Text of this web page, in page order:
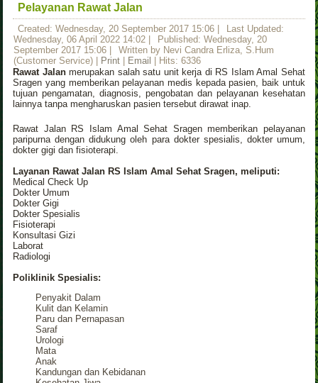
Pelayanan Rawat Jalan
Created: Wednesday, 20 September 2017 15:06 |
Last Updated:
Wednesday, 06 April 2022 14:02 |
Published: Wednesday, 20
September 2017 15:06 |
Written by Nevi Candra Erliza, S.Hum
(Customer Service) | Print | Email | Hits: 6336
Rawat Jalanmerupakan salah satu unit kerja di RS Islam Amal Sehat
Sragen yang memberikan pelayanan medis kepada pasien, baik untuk
tujuan pengamatan, diagnosis, pengobatan dan pelayanan kesehatan
lainnya tanpa mengharuskan pasien tersebut dirawat inap.
Rawat Jalan RS Islam Amal Sehat Sragen memberikan pelayanan
paripurna dengan didukung oleh para dokter spesialis, dokter umum,
dokter gigi dan fisioterapi.
Layanan Rawat Jalan RS Islam Amal Sehat Sragen, meliputi:
Medical Check Up
Dokter Umum
Dokter Gigi
Dokter Spesialis
Fisioterapi
Konsultasi Gizi
Laborat
Radiologi
Poliklinik Spesialis:
Penyakit Dalam
Kulit dan Kelamin
Paru dan Pernapasan
Saraf
Urologi
Mata
Anak
Kandungan dan Kebidanan